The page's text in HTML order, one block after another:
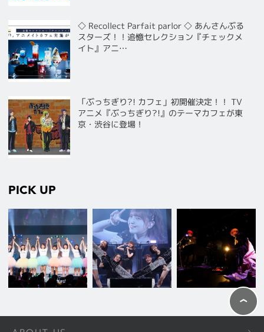
◇ Recollect Parfait parlor ◇ あんさんぶる
スターズ！！追憶セレクション『チェックメ
イト』アニ…
「ぶっちぎり?! カフェ」初開催決定！！ TV
アニメ『ぶっちぎり?!』のテーマカフェが東
京・渋谷に登場！
PICK UP